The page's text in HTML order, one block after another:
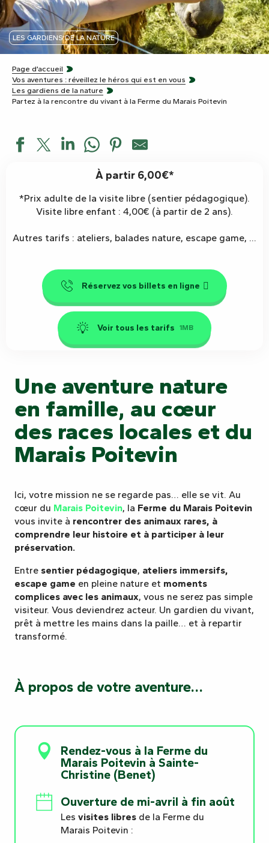
LES GARDIENS DE LA NATURE
Page d’accueil
Vos aventures : réveillez le héros qui est en vous
Les gardiens de la nature
Partez à la rencontre du vivant à la Ferme du Marais Poitevin
À partir 6,00€*
*Prix adulte de la visite libre (sentier pédagogique).
Visite libre enfant : 4,00€ (à partir de 2 ans).
Autres tarifs : ateliers, balades nature, escape game, ...
Réservez vos billets en ligne
Voir tous les tarifs 1MB
Une aventure nature
en famille, au cœur
des races locales et du
Marais Poitevin
Ici, votre mission ne se regarde pas… elle se vit. Au
cœur du Marais Poitevin, la Ferme du Marais Poitevin
vous invite à rencontrer des animaux rares, à
comprendre leur histoire et à participer à leur
préservation.
Entre sentier pédagogique, ateliers immersifs,
escape game en pleine nature et moments
complices avec les animaux, vous ne serez pas simple
visiteur. Vous deviendrez acteur. Un gardien du vivant,
prêt à mettre les mains dans la paille… et à repartir
transformé.
À propos de votre aventure…
Rendez-vous à la Ferme du
Marais Poitevin à Sainte-
Christine (Benet)
Ouverture de mi-avril à fin août
Les visites libres de la Ferme du
Marais Poitevin :